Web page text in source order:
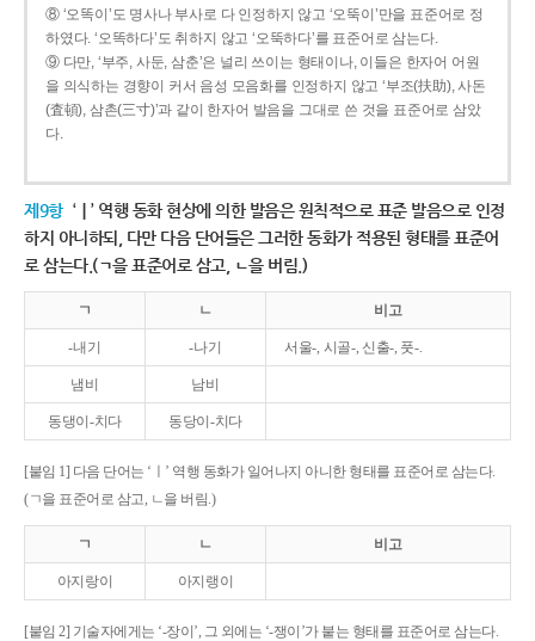
⑧ ‘오똑이’도 명사나 부사로 다 인정하지 않고 ‘오뚝이’만을 표준어로 정
하였다. ‘오똑하다’도 취하지 않고 ‘오뚝하다’를 표준어로 삼는다.
⑨ 다만, ‘부주, 사둔, 삼춘’은 널리 쓰이는 형태이나, 이들은 한자어 어원
을 의식하는 경향이 커서 음성 모음화를 인정하지 않고 ‘부조(扶助), 사돈
(査頓), 삼촌(三寸)’과 같이 한자어 발음을 그대로 쓴 것을 표준어로 삼았
다.
제9항 ‘ㅣ’ 역행 동화 현상에 의한 발음은 원칙적으로 표준 발음으로 인정
하지 아니하되, 다만 다음 단어들은 그러한 동화가 적용된 형태를 표준어
로 삼는다.(ㄱ을 표준어로 삼고, ㄴ을 버림.)
ㄱ ㄴ 비고
-내기 -나기 서울-, 시골-, 신출-, 풋-.
냄비 남비
동댕이-치다 동당이-치다
[붙임 1] 다음 단어는 ‘ㅣ’ 역행 동화가 일어나지 아니한 형태를 표준어로 삼는다.
(ㄱ을 표준어로 삼고, ㄴ을 버림.)
ㄱ ㄴ 비고
아지랑이 아지랭이
[붙임 2] 기술자에게는 ‘-장이’, 그 외에는 ‘-쟁이’가 붙는 형태를 표준어로 삼는다.